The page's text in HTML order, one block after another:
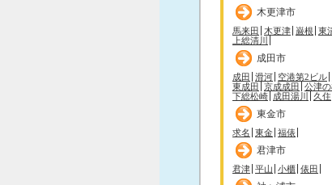
木更津市
馬来田 木更津 巌根 東
上総清川
成田市
成田 滑河 空港第2ビル
東成田 京成成田 公津の
下総松崎 成田湯川 久住
東金市
求名 東金 福俵
君津市
君津 平山 小櫃 俵田